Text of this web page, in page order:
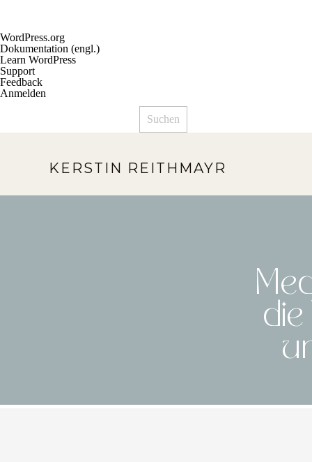
Über
WordPress
WordPress.org
Dokumentation (engl.)
Learn WordPress
Support
Feedback
Anmelden
Suchen
KERSTIN REITHMAYR